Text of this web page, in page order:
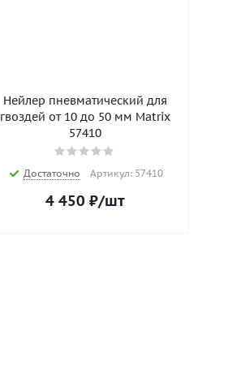
Нейлер пневматический для
гвоздей от 10 до 50 мм Matrix
57410
Достаточно Артикул: 57410
4 450 ₽/шт